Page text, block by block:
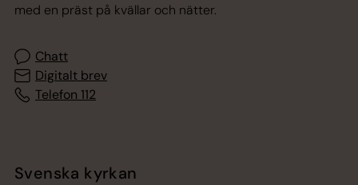
med en präst på kvällar och nätter.
Chatt
Digitalt brev
Telefon 112
Svenska kyrkan